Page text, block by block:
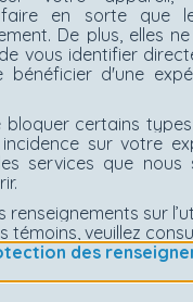
faire en sorte que
De plus, elles
vous identifier
bénéficier d'une
bloquer certains
sur votre
services que nous
renseignements sur
témoins, veuillez
des